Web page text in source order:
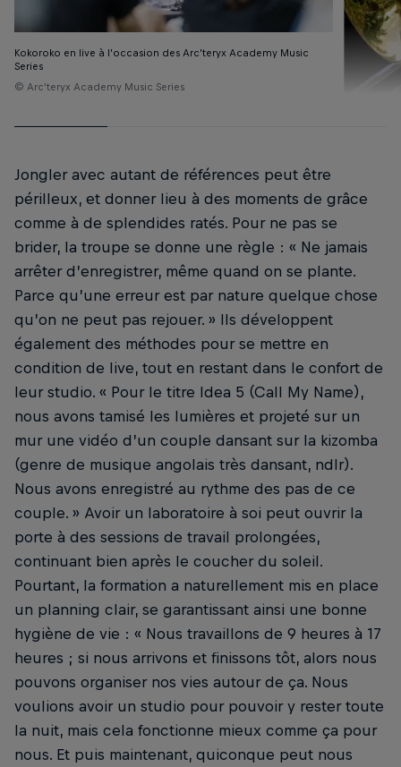
Kokoroko en live à l’occasion des Arc’teryx Academy Music
Series
© Arc'teryx Academy Music Series
Academy
Jongler avec autant de références peut être
périlleux, et donner lieu à des moments de grâce
comme à de splendides ratés. Pour ne pas se
brider, la troupe se donne une règle : « Ne jamais
arrêter d’enregistrer, même quand on se plante.
Parce qu’une erreur est par nature quelque chose
qu’on ne peut pas rejouer. » Ils développent
également des méthodes pour se mettre en
condition de live, tout en restant dans le confort de
leur studio. « Pour le titre Idea 5 (Call My Name),
nous avons tamisé les lumières et projeté sur un
mur une vidéo d’un couple dansant sur la kizomba
(genre de musique angolais très dansant, ndlr).
Nous avons enregistré au rythme des pas de ce
couple. » Avoir un laboratoire à soi peut ouvrir la
porte à des sessions de travail prolongées,
continuant bien après le coucher du soleil.
Pourtant, la formation a naturellement mis en place
un planning clair, se garantissant ainsi une bonne
hygiène de vie : « Nous travaillons de 9 heures à 17
heures ; si nous arrivons et finissons tôt, alors nous
pouvons organiser nos vies autour de ça. Nous
voulions avoir un studio pour pouvoir y rester toute
la nuit, mais cela fonctionne mieux comme ça pour
nous. Et puis maintenant, quiconque peut nous